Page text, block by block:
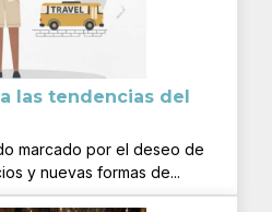
las tendencias del
marcado por el deseo de
y nuevas formas de...